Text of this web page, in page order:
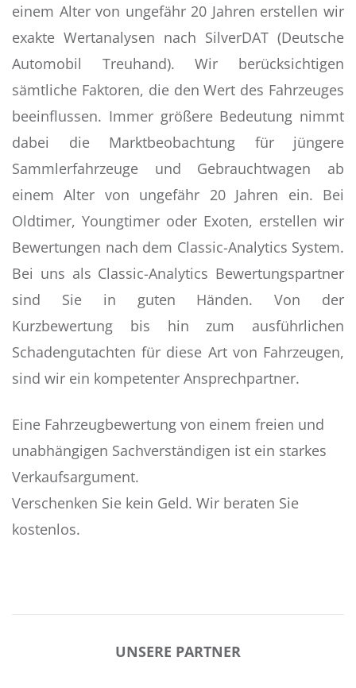
einem Alter von ungefähr 20 Jahren erstellen wir
exakte Wertanalysen nach SilverDAT (Deutsche
Automobil Treuhand). Wir berücksichtigen
sämtliche Faktoren, die den Wert des Fahrzeuges
beeinflussen. Immer größere Bedeutung nimmt
dabei die Marktbeobachtung für jüngere
Sammlerfahrzeuge und Gebrauchtwagen ab
einem Alter von ungefähr 20 Jahren ein. Bei
Oldtimer, Youngtimer oder Exoten, erstellen wir
Bewertungen nach dem Classic-Analytics System.
Bei uns als Classic-Analytics Bewertungspartner
sind Sie in guten Händen. Von der
Kurzbewertung bis hin zum ausführlichen
Schadengutachten für diese Art von Fahrzeugen,
sind wir ein kompetenter Ansprechpartner.
Eine Fahrzeugbewertung von einem freien und
unabhängigen Sachverständigen ist ein starkes
Verkaufsargument.
Verschenken Sie kein Geld. Wir beraten Sie
kostenlos.
UNSERE PARTNER